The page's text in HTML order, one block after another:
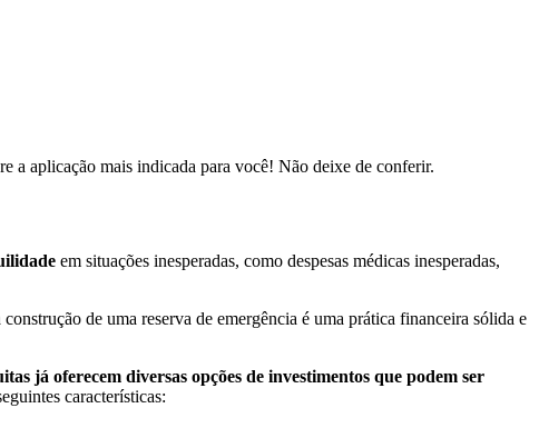
a aplicação mais indicada para você! Não deixe de conferir.
em situações inesperadas, como despesas médicas inesperadas,
de uma reserva de emergência é uma prática financeira sólida e
já oferecem diversas opções de investimentos que podem ser
características: